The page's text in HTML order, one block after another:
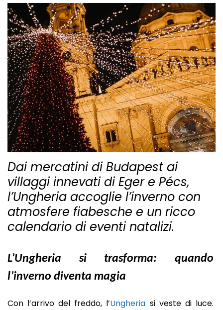
Dai mercatini di Budapest ai
villaggi innevati di Eger e Pécs,
l’Ungheria accoglie l’inverno con
atmosfere fiabesche e un ricco
calendario di eventi natalizi.
L’Ungheria si trasforma: quando
l’inverno diventa magia
Con l’arrivo del freddo, l’Ungheria si veste di luce.